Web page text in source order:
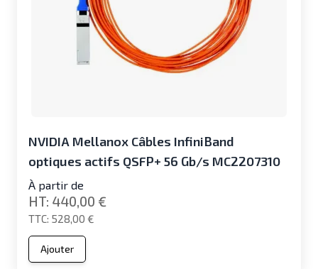
NVIDIA Mellanox Câbles InfiniBand
optiques actifs QSFP+ 56 Gb/s MC2207310
À partir de
528,00 €
440,00 €
Ajouter